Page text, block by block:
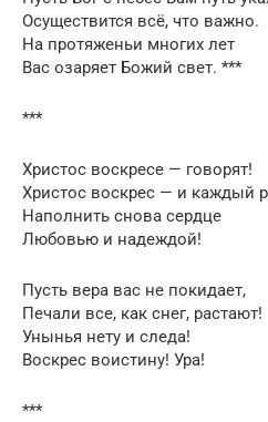
Осуществится всё, что важно.
На протяженьи многих лет
Вас озаряет Божий свет. ***
***
Христос воскресе — говорят!
Христос воскрес — и каждый
Наполнить снова сердце
Любовью и надеждой!
Пусть вера вас не покидает,
Печали все, как снег, растают!
Унынья нету и следа!
Воскрес воистину! Ура!
***